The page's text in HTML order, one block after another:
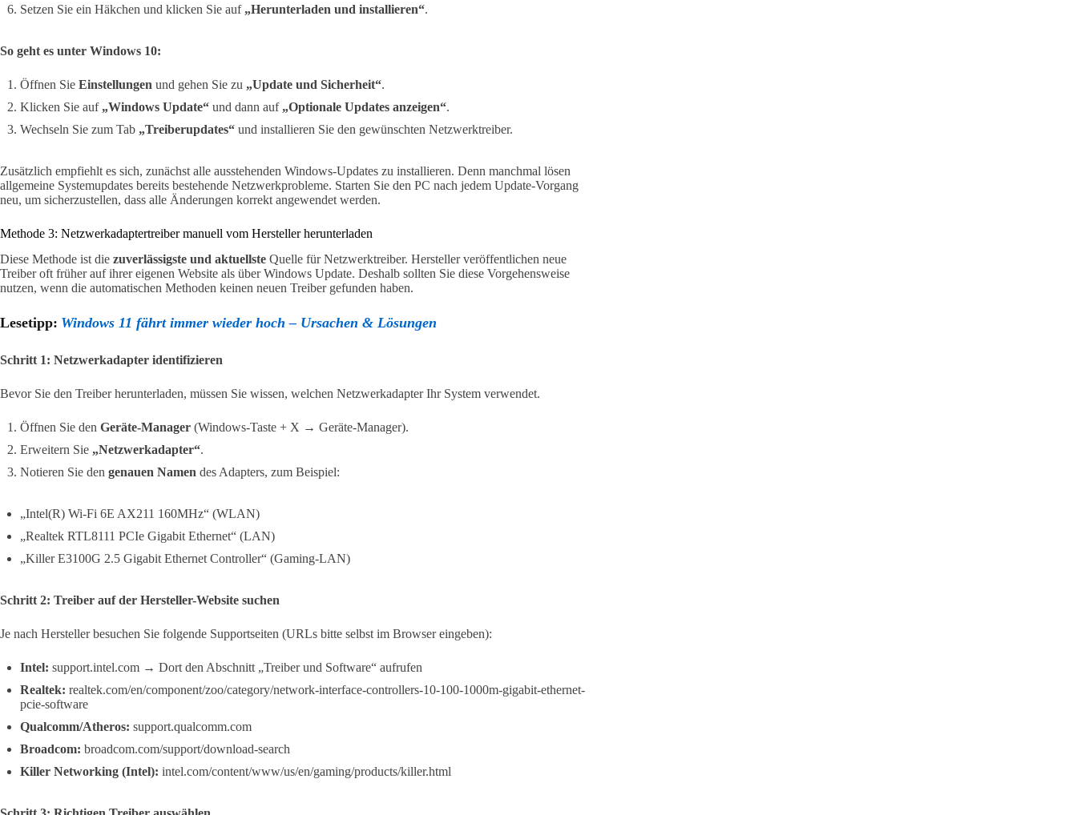
Setzen Sie ein Häkchen und klicken Sie auf „Herunterladen und installieren“.
So geht es unter Windows 10:
Öffnen Sie Einstellungen und gehen Sie zu „Update und Sicherheit“.
Klicken Sie auf „Windows Update“ und dann auf „Optionale Updates anzeigen“.
Wechseln Sie zum Tab „Treiberupdates“ und installieren Sie den gewünschten Netzwerktreiber.
Zusätzlich empfiehlt es sich, zunächst alle ausstehenden Windows-Updates zu installieren. Denn manchmal lösen
allgemeine Systemupdates bereits bestehende Netzwerkprobleme. Starten Sie den PC nach jedem Update-Vorgang
neu, um sicherzustellen, dass alle Änderungen korrekt angewendet werden.
Methode 3: Netzwerkadaptertreiber manuell vom Hersteller herunterladen
Diese Methode ist die zuverlässigste und aktuellste Quelle für Netzwerktreiber. Hersteller veröffentlichen neue
Treiber oft früher auf ihrer eigenen Website als über Windows Update. Deshalb sollten Sie diese Vorgehensweise
nutzen, wenn die automatischen Methoden keinen neuen Treiber gefunden haben.
Lesetipp: Windows 11 fährt immer wieder hoch – Ursachen & Lösungen
Schritt 1: Netzwerkadapter identifizieren
Bevor Sie den Treiber herunterladen, müssen Sie wissen, welchen Netzwerkadapter Ihr System verwendet.
Öffnen Sie den Geräte-Manager (Windows-Taste + X → Geräte-Manager).
Erweitern Sie „Netzwerkadapter“.
Notieren Sie den genauen Namen des Adapters, zum Beispiel:
„Intel(R) Wi-Fi 6E AX211 160MHz“ (WLAN)
„Realtek RTL8111 PCIe Gigabit Ethernet“ (LAN)
„Killer E3100G 2.5 Gigabit Ethernet Controller“ (Gaming-LAN)
Schritt 2: Treiber auf der Hersteller-Website suchen
Je nach Hersteller besuchen Sie folgende Supportseiten (URLs bitte selbst im Browser eingeben):
Intel: support.intel.com → Dort den Abschnitt „Treiber und Software“ aufrufen
Realtek: realtek.com/en/component/zoo/category/network-interface-controllers-10-100-1000m-gigabit-ethernet-
pcie-software
Qualcomm/Atheros: support.qualcomm.com
Broadcom: broadcom.com/support/download-search
Killer Networking (Intel): intel.com/content/www/us/en/gaming/products/killer.html